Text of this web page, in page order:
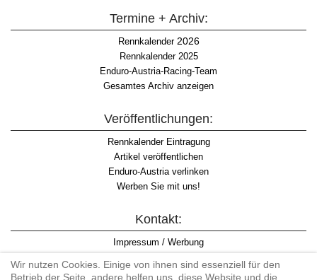
Termine + Archiv:
Rennkalender2026
Rennkalender 2025
Enduro-Austria-Racing-Team
Gesamtes Archiv anzeigen
Veröffentlichungen:
Rennkalender Eintragung
Artikel veröffentlichen
Enduro-Austria verlinken
Werben Sie mit uns!
Kontakt:
Impressum / Werbung
Informationspflicht WKO
Wir nutzen Cookies. Einige von ihnen sind essenziell für den
Betrieb der Seite, andere helfen uns, diese Website und die